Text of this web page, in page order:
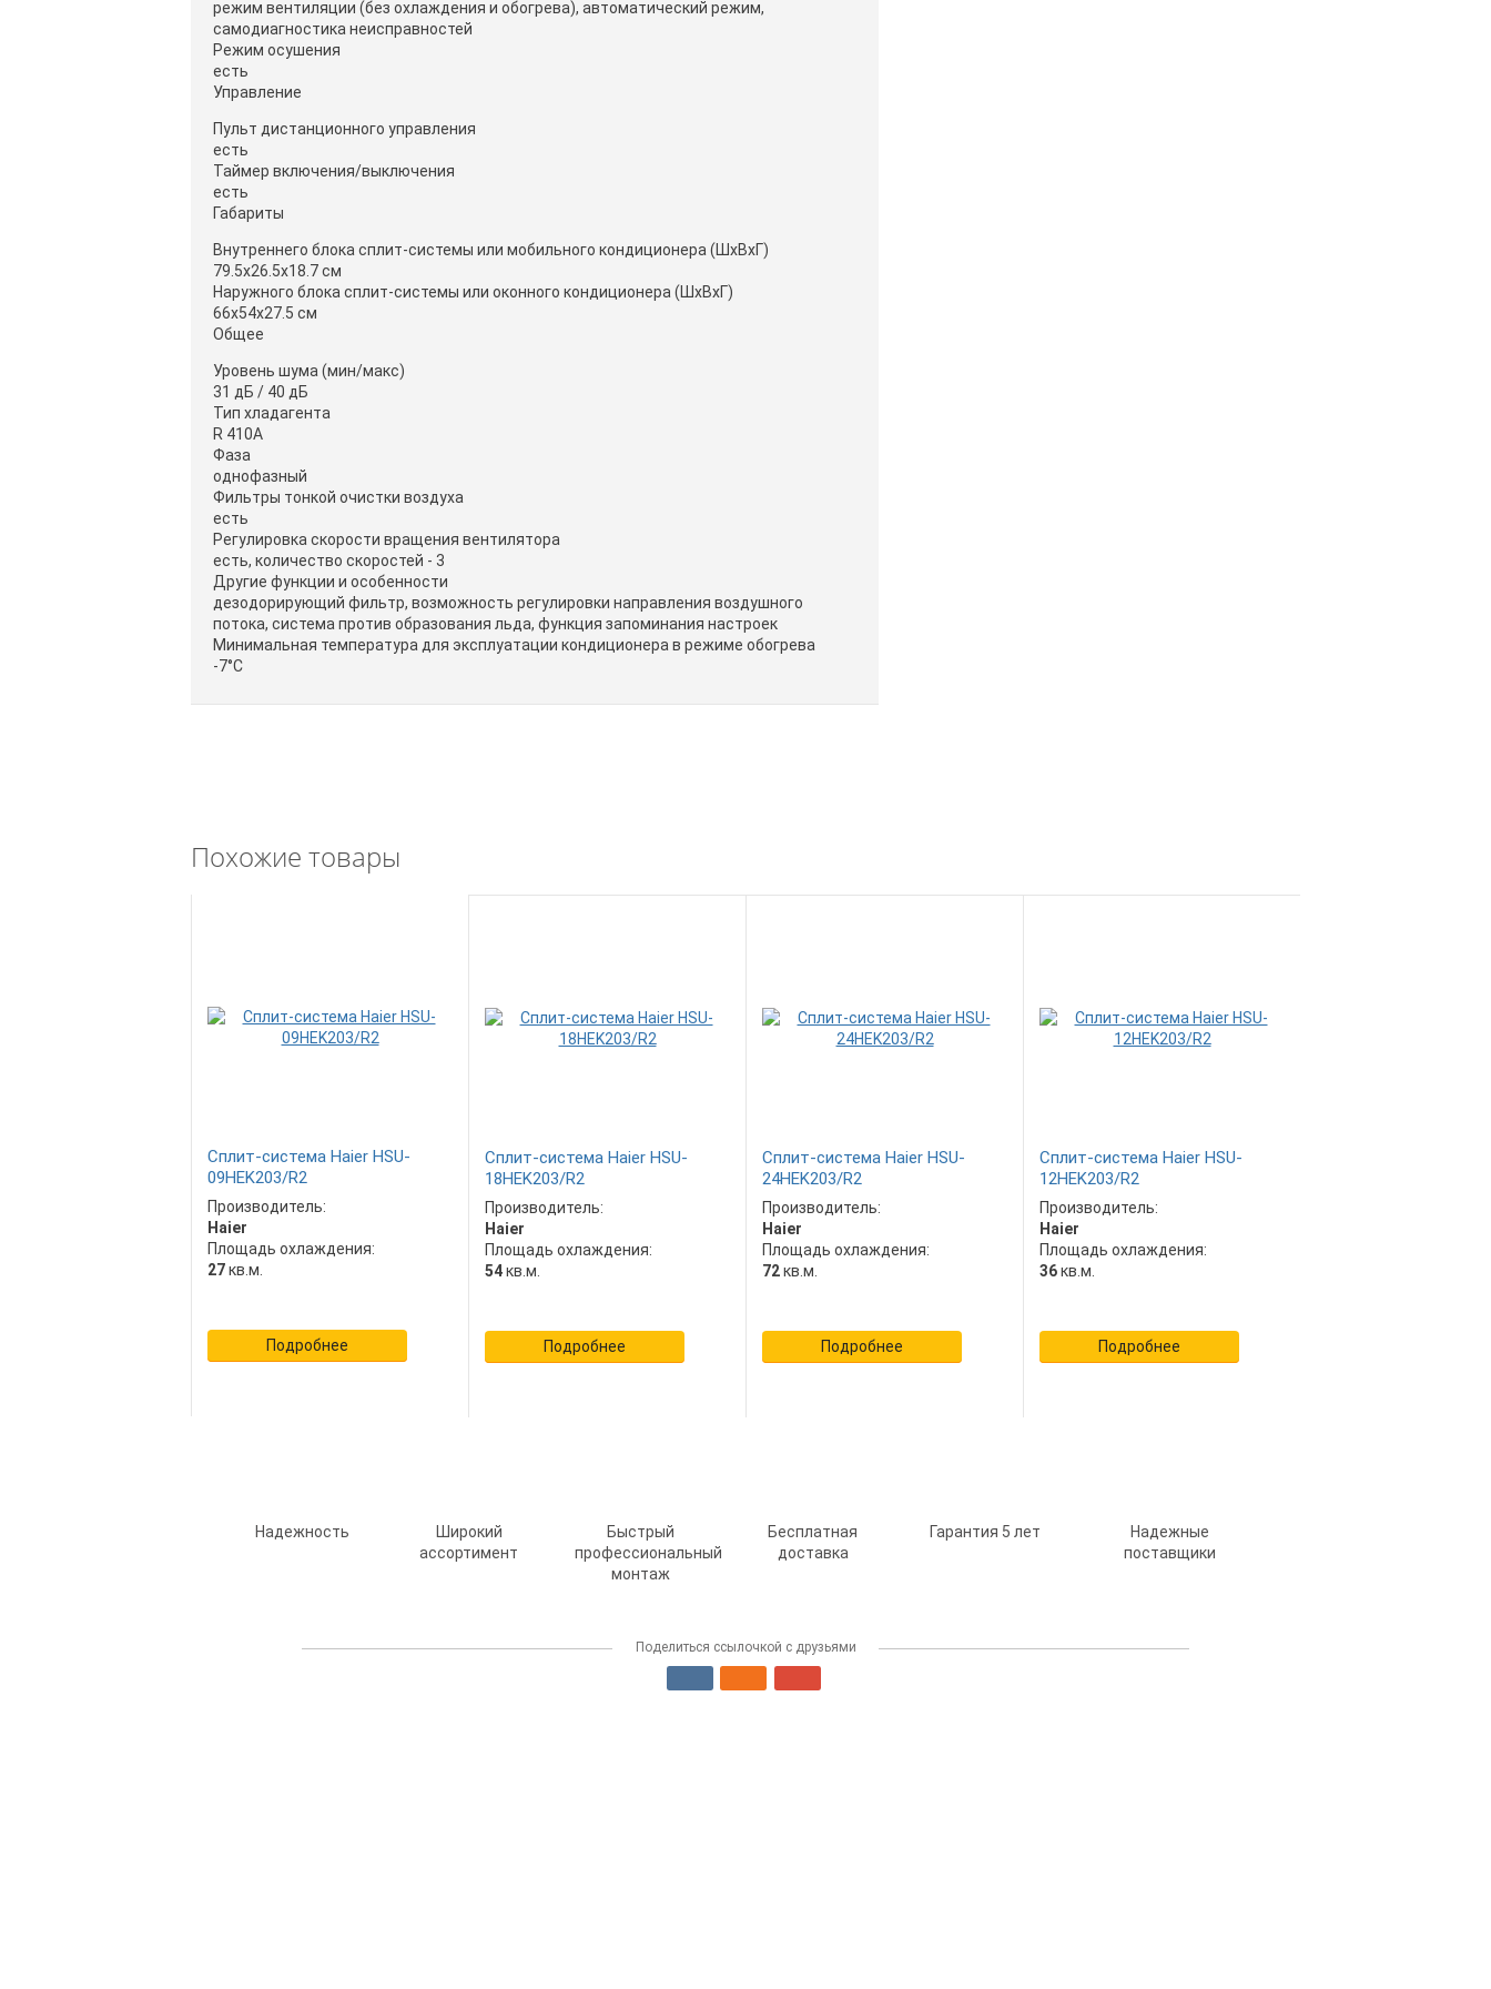
режим вентиляции (без охлаждения и обогрева), автоматический режим,
самодиагностика неисправностей
Режим осушения
есть
Управление
Пульт дистанционного управления
есть
Таймер включения/выключения
есть
Габариты
Внутреннего блока сплит-системы или мобильного кондиционера (ШxВxГ)
79.5x26.5x18.7 см
Наружного блока сплит-системы или оконного кондиционера (ШxВxГ)
66x54x27.5 см
Общее
Уровень шума (мин/макс)
31 дБ / 40 дБ
Тип хладагента
R 410A
Фаза
однофазный
Фильтры тонкой очистки воздуха
есть
Регулировка скорости вращения вентилятора
есть, количество скоростей - 3
Другие функции и особенности
дезодорирующий фильтр, возможность регулировки направления воздушного
потока, система против образования льда, функция запоминания настроек
Минимальная температура для эксплуатации кондиционера в режиме обогрева
-7°С
Похожие товары
Сплит-система Haier HSU-
09HEK203/R2
Производитель:
Haier
Площадь охлаждения:
27кв.м.
Подробнее
Сплит-система Haier HSU-
18HEK203/R2
Производитель:
Haier
Площадь охлаждения:
54кв.м.
Подробнее
Сплит-система Haier HSU-
24HEK203/R2
Производитель:
Haier
Площадь охлаждения:
72кв.м.
Подробнее
Сплит-система Haier HSU-
12HEK203/R2
Производитель:
Haier
Площадь охлаждения:
36кв.м.
Подробнее
Надежность
Широкий
ассортимент
Быстрый
профессиональный
монтаж
Бесплатная
доставка
Гарантия 5 лет
Надежные
поставщики
Поделиться ссылочкой с друзьями